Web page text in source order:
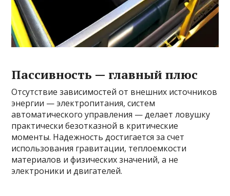
Пассивность — главный плюс
Отсутствие зависимостей от внешних источников
энергии — электропитания, систем
автоматического управления — делает ловушку
практически безотказной в критические
моменты. Надежность достигается за счет
использования гравитации, теплоемкости
материалов и физических значений, а не
электроники и двигателей.